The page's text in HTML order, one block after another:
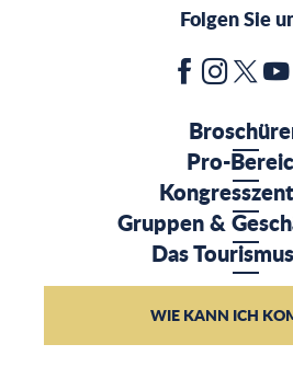
Folgen Sie
Pro-
Gruppen &
Das
WIE KANN ICH